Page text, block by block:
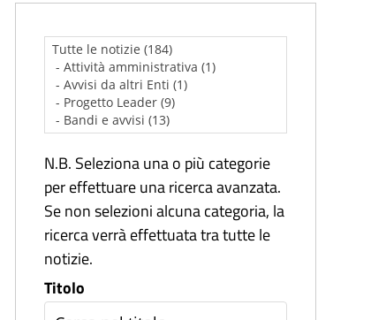
N.B. Seleziona una o più categorie
per effettuare una ricerca avanzata.
Se non selezioni alcuna categoria, la
ricerca verrà effettuata tra tutte le
notizie.
Titolo